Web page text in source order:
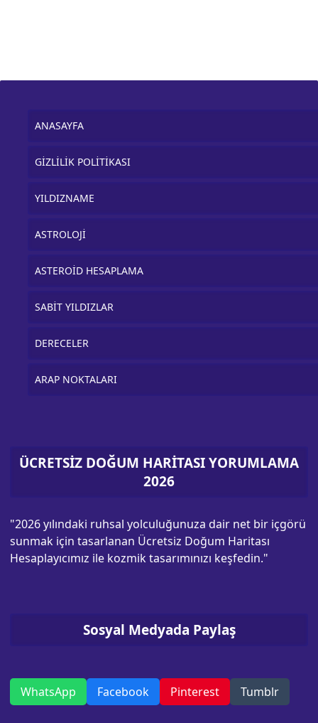
ANASAYFA
GİZLİLİK POLİTİKASI
YILDIZNAME
ASTROLOJİ
ASTEROİD HESAPLAMA
SABİT YILDIZLAR
DERECELER
ARAP NOKTALARI
ÜCRETSİZ DOĞUM HARİTASI YORUMLAMA
2026
"2026 yılındaki ruhsal yolculuğunuza dair net bir içgörü
sunmak için tasarlanan Ücretsiz Doğum Haritası
Hesaplayıcımız ile kozmik tasarımınızı keşfedin."
Sosyal Medyada Paylaş
WhatsApp Facebook Pinterest Tumblr